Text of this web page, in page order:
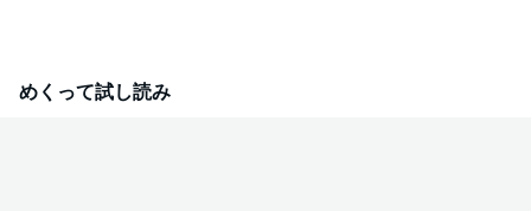
大ヒットコミック、驚愕の新シリーズ開始！！★単行本カバー下イラスト収
録★
めくって試し読み